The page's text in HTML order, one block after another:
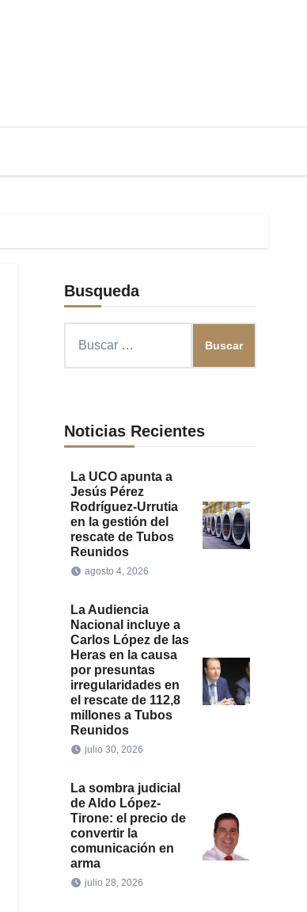
Busqueda
Noticias Recientes
La UCO apunta a
Jesús Pérez
Rodríguez-Urrutia
en la gestión del
rescate de Tubos
Reunidos
agosto 4, 2026
La Audiencia
Nacional incluye a
Carlos López de las
Heras en la causa
por presuntas
irregularidades en
el rescate de 112,8
millones a Tubos
Reunidos
julio 30, 2026
La sombra judicial
de Aldo López-
Tirone: el precio de
convertir la
comunicación en
arma
julio 28, 2026